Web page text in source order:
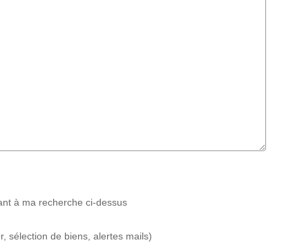
à ma recherche ci-dessus
sélection de biens, alertes mails)